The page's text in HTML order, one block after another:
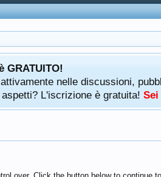
nelle discussioni,
L'iscrizione è gratuita!